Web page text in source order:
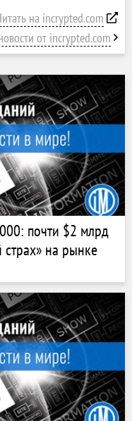
на incrypted.com
от incrypted.com
почти $2 млрд
на рынке